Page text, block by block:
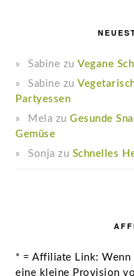
Sabine zuVegane
Sabine zu
Partyessen
Mela zuGesunde
Gemüse
Sonja zu Schnelles
* = Affiliate Link:
eine kleine Provision